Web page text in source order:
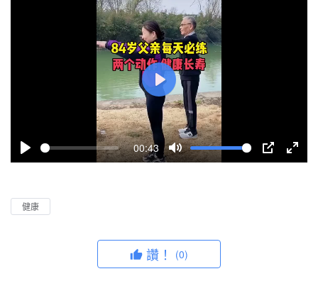
P
a
00:43
M
P
E
P
a
y
健康
讚！ (0)